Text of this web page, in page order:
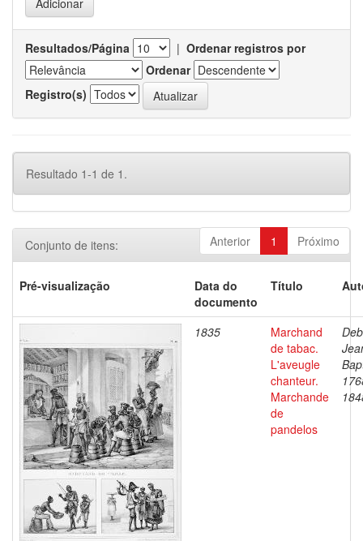
Resultados/Página | Ordenar registros por
Ordenar
Registro(s)
Resultado 1-1 de 1.
Anterior 1 Próximo
Conjunto de itens:
Pré-visualização
Data do
documento
Título
1835
Marchand
de tabac.
L'aveugle
chanteur.
Marchande
de
pandelos